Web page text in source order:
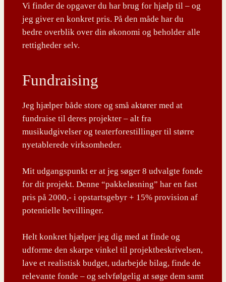
Vi finder de opgaver du har brug for hjælp til – og
jeg giver en konkret pris. På den måde har du
bedre overblik over din økonomi og beholder alle
rettigheder selv.
Fundraising
Jeg hjælper både store og små aktører med at
fundraise til deres projekter – alt fra
musikudgivelser og teaterforestillinger til større
nyetablerede virksomheder.
Mit udgangspunkt er at jeg søger 8 udvalgte fonde
for dit projekt. Denne “pakkeløsning” har en fast
pris på 2000,- i opstartsgebyr + 15% provision af
potentielle bevillinger.
Helt konkret hjælper jeg dig med at finde og
udforme den skarpe vinkel til projektbeskrivelsen,
lave et realistisk budget, udarbejde bilag, finde de
relevante fonde – og selvfølgelig at søge dem samt